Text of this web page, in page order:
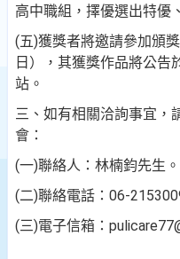
高中職組，擇優選出特優
(五)獲獎者將邀請參加頒
日），其獲獎作品將公告
站。
三、如有相關洽詢事宜，
會：
(一)聯絡人：林楠鈞先生。
(二)聯絡電話：06-
(三)電子信箱：